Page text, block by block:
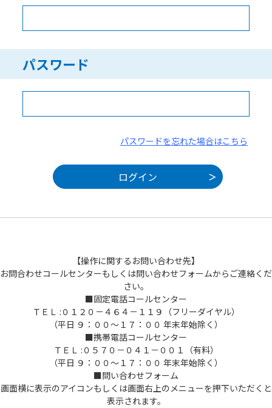
パスワード
パスワードを忘れた場合はこちら
【操作に関するお問い合わせ先】
お問合わせコールセンターもしくは問い合わせフォームからご連絡くだ
さい。
■固定電話コールセンター
ＴＥＬ :０１２０－４６４－１１９（フリーダイヤル）
（平日 ９：００～１７：００ 年末年始除く）
■携帯電話コールセンター
ＴＥＬ :０５７０－０４１－００１（有料）
（平日 ９：００～１７：００ 年末年始除く）
■問い合わせフォーム
画面横に表示のアイコンもしくは画面右上のメニューを押下いただくと
表示されます。